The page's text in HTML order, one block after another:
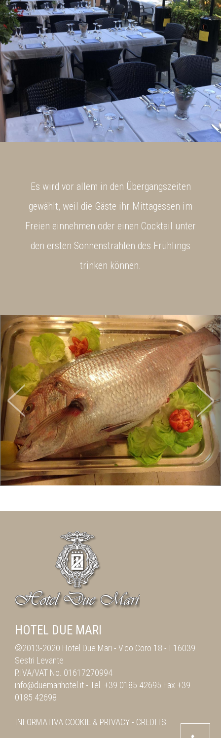
Es wird vor allem in den Übergangszeiten
gewählt, weil die Gäste ihr Mittagessen im
Freien einnehmen oder einen Cocktail unter
den ersten Sonnenstrahlen des Frühlings
trinken können.
HOTEL DUE MARI
©2013-2020 Hotel Due Mari - V.co Coro 18 - I 16039
Sestri Levante
P.IVA/VAT No. 01617270994
info@duemarihotel.it- Tel. +39 0185 42695 Fax +39
0185 42698
INFORMATIVA COOKIE & PRIVACY- CREDITS